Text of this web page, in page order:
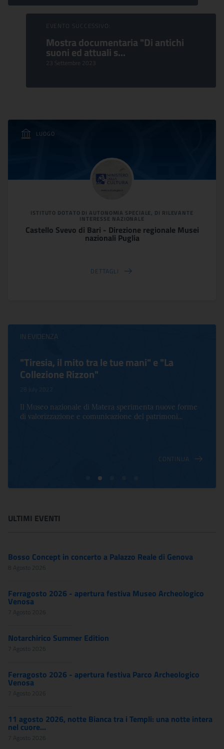
EVENTO SUCCESSIVO:
Mostra documentaria "Di antichi
suoni ed attuali s...
23 Settembre 2023
LUOGO
ISTITUTO DOTATO DI AUTONOMIA SPECIALE, DI RILEVANTE
INTERESSE NAZIONALE
Castello Svevo di Bari - Direzione regionale Musei
nazionali Puglia
DETTAGLI
IN EVIDENZA
"Tiresia, il mito tra le tue mani" e "La
Collezione Rizzon"
28 July 2022
Il Museo nazionale di Matera sperimenta nuove forme
di valorizzazione e comunicazione del patrimoni...
CONTINUA
ULTIMI EVENTI
Bosso Concept in concerto a Palazzo Reale di Genova
8 Agosto 2026
Ferragosto 2026 - apertura festiva Museo Archeologico
Venosa
7 Agosto 2026
Notarchirico Summer Edition
7 Agosto 2026
Ferragosto 2026 - apertura festiva Parco Archeologico
Venosa
7 Agosto 2026
11 agosto 2026, notte Bianca tra i Templi: una notte intera
nel cuore...
7 Agosto 2026